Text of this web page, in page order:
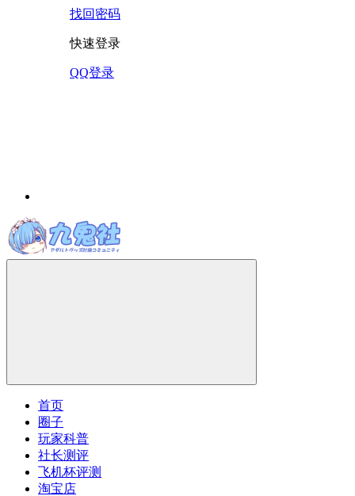
找回密码
快速登录
QQ登录
首页
圈子
玩家科普
社长测评
飞机杯评测
淘宝店